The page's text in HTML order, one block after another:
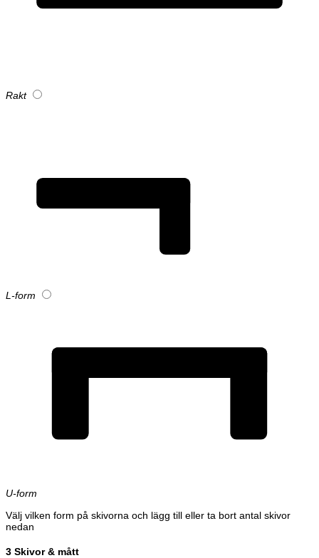
Rakt
L-form
U-form
Välj vilken form på skivorna och lägg till eller ta bort antal skivor
nedan
3 Skivor & mått